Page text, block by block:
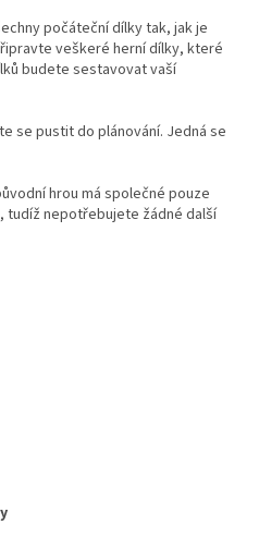
počáteční dílky tak, jak je
veškeré herní dílky, které
budete sestavovat vaší
se pustit do plánování. Jedná se
hrou má společné pouze
tudíž nepotřebujete žádné další